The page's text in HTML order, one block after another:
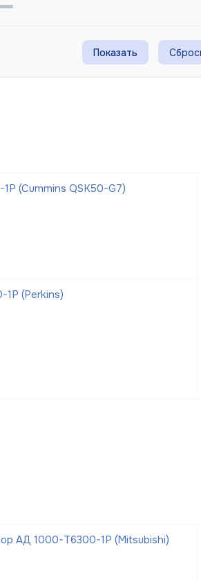
(Cummins QSK50-G7)
(Perkins)
АД 1000-Т6300-1Р (Mitsubishi)